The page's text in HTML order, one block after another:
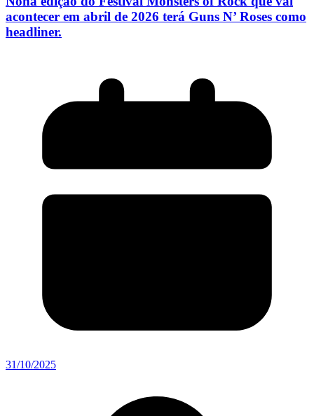
acontecer em abril de 2026 terá Guns N’ Roses como
headliner.
31/10/2025